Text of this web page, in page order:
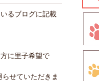
るブログに記載
に里子希望で
せていただきま